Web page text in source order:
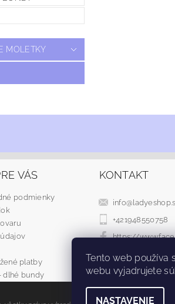
MOLETKY
VÁS
podmienky
platby
dlhé bundy
KONTAKT
info@
+421948550758
https://
Tento web používa
webu vyjadrujete
NASTAVENIE